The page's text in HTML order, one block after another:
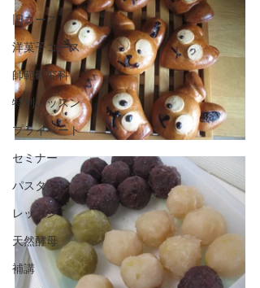
旧コース
洋菓子コース
師範研究科
特別レッスン
プライベート
セミナー
パスタ
レッスン
天然酵母
補講